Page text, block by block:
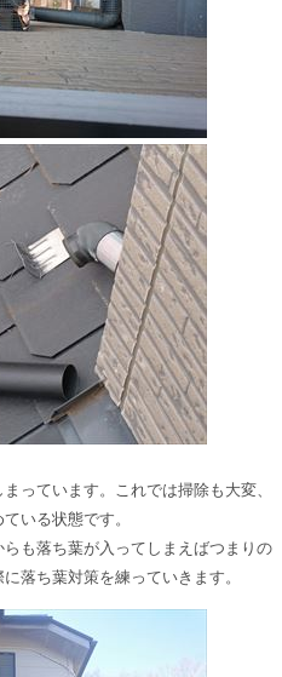
っています。これでは掃除も大変、
いる状態です。
も落ち葉が入ってしまえばつまりの
落ち葉対策を練っていきます。